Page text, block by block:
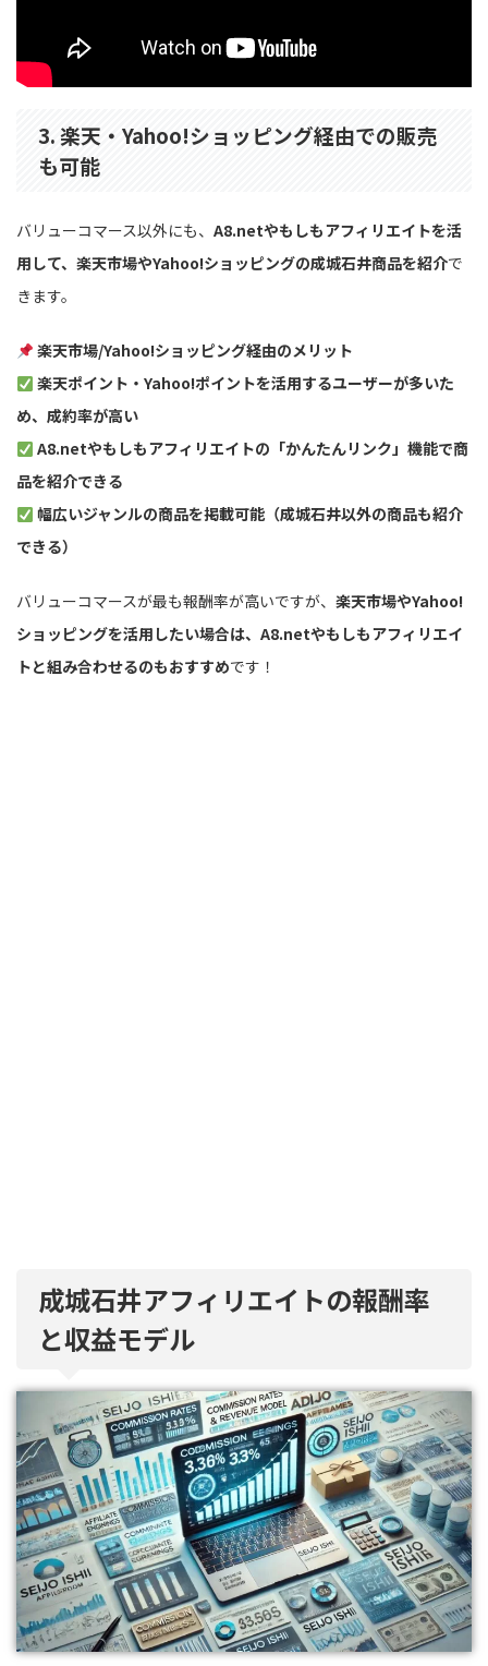
3. 楽天・Yahoo!ショッピング経由での販売
も可能
バリューコマース以外にも、 A8.netやもしもアフィリエイトを活
用して、楽天市場やYahoo!ショッピングの成城石井商品を紹介で
きます。
楽天市場/Yahoo!ショッピング経由のメリット
楽天ポイント・Yahoo!ポイントを活用するユーザーが多いた
め、成約率が高い
A8.netやもしもアフィリエイトの「かんたんリンク」機能で商
品を紹介できる
幅広いジャンルの商品を掲載可能（成城石井以外の商品も紹介
できる）
バリューコマースが最も報酬率が高いですが、 楽天市場やYahoo!
ショッピングを活用したい場合は、A8.netやもしもアフィリエイ
トと組み合わせるのもおすすめです！
成城石井アフィリエイトの報酬率
と収益モデル